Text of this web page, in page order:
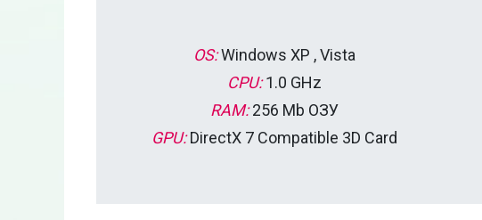
OS:Windows XP , Vista
CPU:1.0 GHz
RAM:256 Mb ОЗУ
GPU:DirectX 7 Compatible 3D Card